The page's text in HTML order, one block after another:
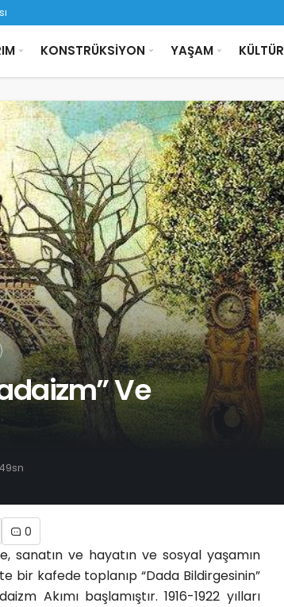
Yönlendirir
KONSTRÜKSİYON YAŞAM KÜLTÜR
Ve
0
sanatın ve hayatın ve sosyal yaşamın
bir kafede toplanıp “Dada Bildirgesinin”
Akımı başlamıştır. 1916-1922 yılları